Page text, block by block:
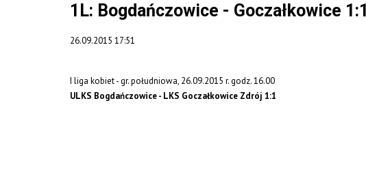
1L: Bogdańczowice - Goczałkowice 1:1
26.09.2015 17:51
I liga kobiet - gr. południowa, 26.09.2015 r. godz. 16.00
ULKS Bogdańczowice - LKS Goczałkowice Zdrój 1:1